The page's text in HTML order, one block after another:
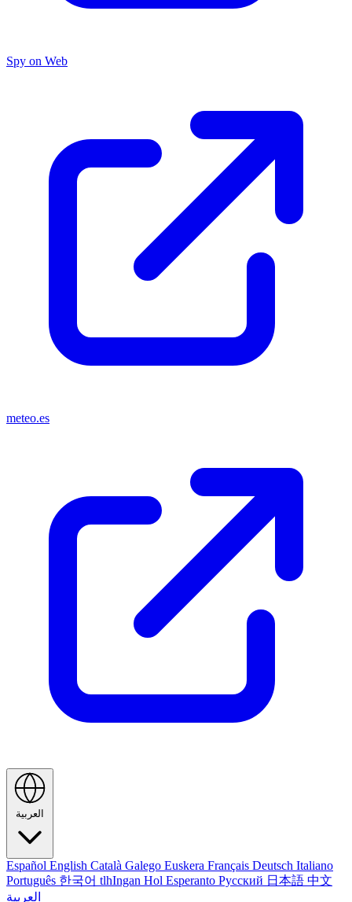
Spy on Web
meteo.es
العربية
Español English Català Galego Euskera Français Deutsch Italiano
Português 한국어 tlhIngan Hol Esperanto Русский 日本語 中文
العربية